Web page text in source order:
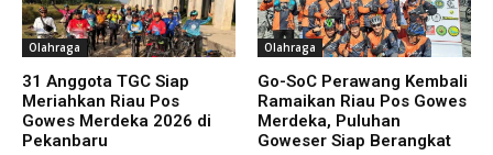
Olahraga
31 Anggota TGC Siap
Meriahkan Riau Pos
Gowes Merdeka 2026 di
Pekanbaru
Olahraga
Go-SoC Perawang Kembali
Ramaikan Riau Pos Gowes
Merdeka, Puluhan
Goweser Siap Berangkat